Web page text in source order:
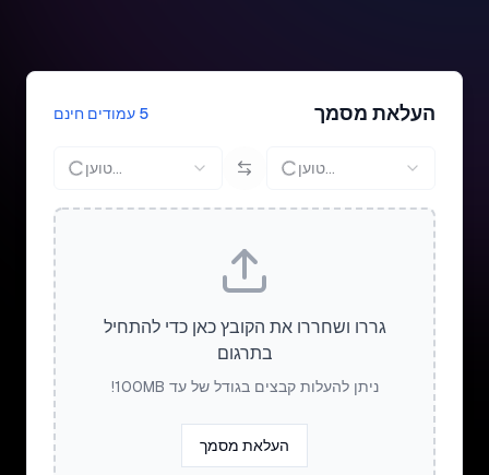
העלאת מסמך 5 עמודים חינם
טוען... טוען...
גררו ושחררו את הקובץ כאן כדי להתחיל
בתרגום
ניתן להעלות קבצים בגודל של עד 100MB!
העלאת מסמך